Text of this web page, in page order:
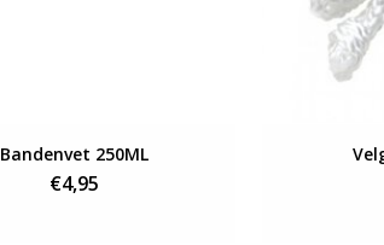
Bandenvet 250ML
€4,95